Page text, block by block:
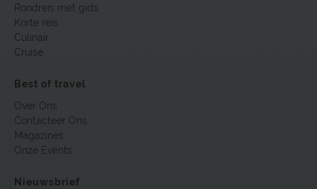
Rondreis met gids
Korte reis
Culinair
Cruise
Best of travel
Over Ons
Contacteer Ons
Magazines
Onze Events
Nieuwsbrief